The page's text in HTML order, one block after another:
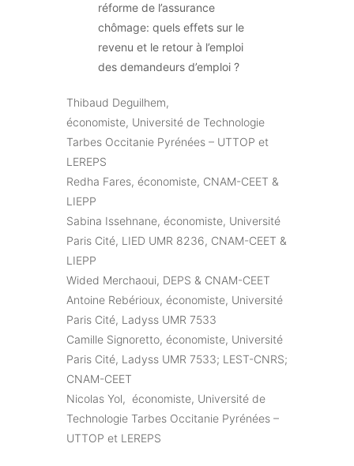
réforme de l’assurance
chômage: quels effets sur le
revenu et le retour à l’emploi
des demandeurs d’emploi ?
Thibaud Deguilhem,
économiste, Université de Technologie
Tarbes Occitanie Pyrénées – UTTOP et
LEREPS
Redha Fares, économiste, CNAM-CEET &
LIEPP
Sabina Issehnane, économiste, Université
Paris Cité, LIED UMR 8236, CNAM-CEET &
LIEPP
Wided Merchaoui, DEPS & CNAM-CEET
Antoine Rebérioux, économiste, Université
Paris Cité, Ladyss UMR 7533
Camille Signoretto, économiste, Université
Paris Cité, Ladyss UMR 7533; LEST-CNRS;
CNAM-CEET
Nicolas Yol, économiste, Université de
Technologie Tarbes Occitanie Pyrénées –
UTTOP et LEREPS